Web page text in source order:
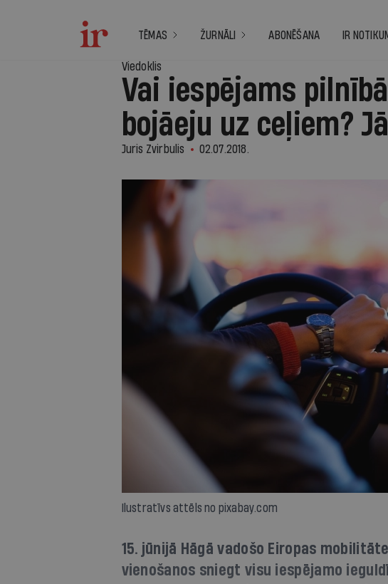
TĒMAS ŽURNĀLI ABONĒŠANA IR
Viedoklis
Vai iespējams
bojāeju uz ceļiem?
Juris Zvirbulis 02.07.2018.
Ilustratīvs attēls no pixabay.com
15. jūnijā Hāgā vadošo Eiropas
vienošanos sniegt visu iespējamo